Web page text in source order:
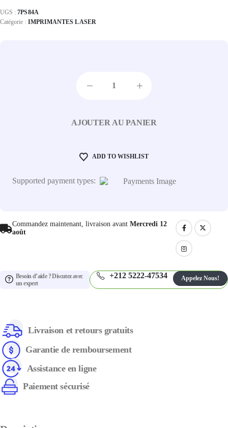
UGS :7PS84A
Catégorie : IMPRIMANTES LASER
AJOUTER AU PANIER
ADD TO WISHLIST
Supported payment types:
Commandez maintenant, livraison avant Mercredi 12
août
Besoin d’aide ? Discutez avec
un expert
+212 5222-47534 Appelez Nous!
Livraison et retours gratuits
Garantie de remboursement
Assistance en ligne
Paiement sécurisé